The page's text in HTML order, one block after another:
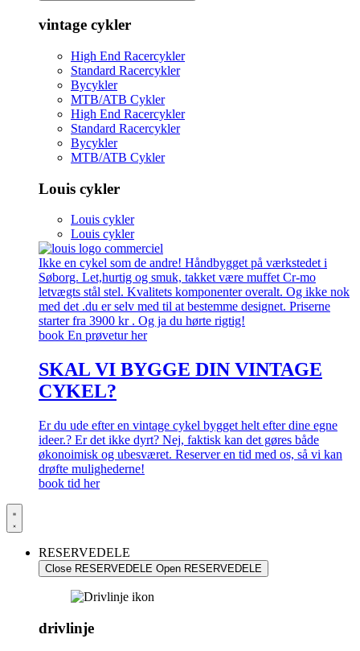
vintage cykler
High End Racercykler
Standard Racercykler
Bycykler
MTB/ATB Cykler
High End Racercykler
Standard Racercykler
Bycykler
MTB/ATB Cykler
Louis cykler
Louis cykler
Louis cykler
Ikke en cykel som de andre! Håndbygget på værkstedet i
Søborg. Let,hurtig og smuk, takket være muffet Cr-mo
letvægts stål stel. Kvalitets komponenter overalt. Og ikke nok
med det .du er selv med til at bestemme designet. Priserne
starter fra 3900 kr . Og ja du hørte rigtig!
book En prøvetur her
SKAL VI BYGGE DIN VINTAGE
CYKEL?
Er du ude efter en vintage cykel bygget helt efter dine egne
ideer.? Er det ikke dyrt? Nej, faktisk kan det gøres både
økonoimisk og ubesværet. Reserver en tid med os, så vi kan
drøfte mulighederne!
book tid her
RESERVEDELE
Close RESERVEDELE Open RESERVEDELE
drivlinje